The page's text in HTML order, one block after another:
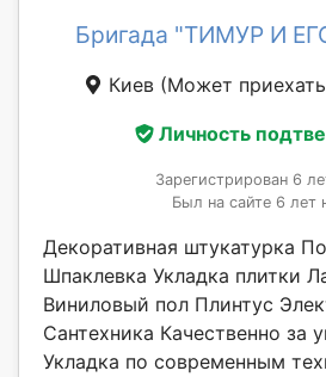
Бригада "ТИМУР И
Киев (Может
Личность
Зарегистрирован 6
Был на сайте 6 лет
Декоративная штукатурка
Шпаклевка Укладка плитки
Виниловый пол Плинтус
Сантехника Качественно за
Укладка по современным